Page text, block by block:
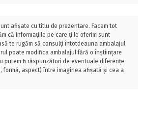
afișate cu titlu de prezentare. Facem tot
că informațiile pe care ți le oferim sunt
te rugăm să consulți întotdeauna ambalajul
poate modifica ambalajul fără o înștiințare
putem fi răspunzători de eventuale diferențe
formă, aspect) între imaginea afișată și cea a